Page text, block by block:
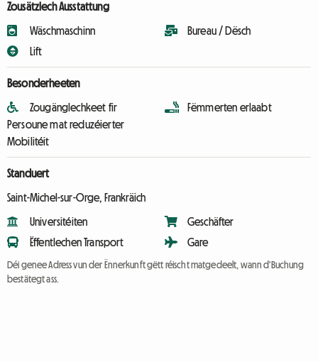
Zousätzlech Ausstattung
Wäschmaschinn
Lift
Bureau / Dësch
Besonderheeten
Zougänglechkeet fir
Persoune mat reduzéierter
Mobilitéit
Fëmmerten erlaabt
Standuert
Saint-Michel-sur-Orge, Frankräich
Universitéiten
Ëffentlechen Transport
Geschäfter
Gare
Déi genee Adress vun der Ënnerkunft gëtt réischt matgedeelt, wann d'Buchung
bestätegt ass.